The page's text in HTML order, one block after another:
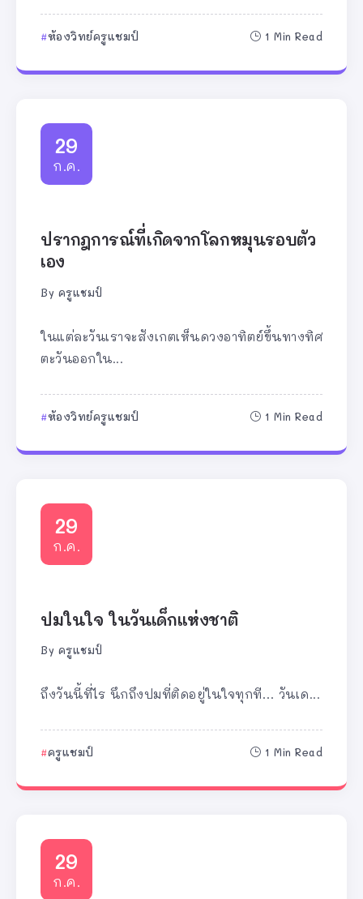
ห้องวิทย์ครูแชมป์ 1 Min Read
29
ก.ค.
ปรากฎการณ์ที่เกิดจากโลกหมุนรอบตัว
เอง
By ครูแชมป์
ในแต่ละวันเราจะสังเกตเห็นดวงอาทิตย์ขึ้นทางทิศ
ตะวันออกใน...
ห้องวิทย์ครูแชมป์ 1 Min Read
29
ก.ค.
ปมในใจ ในวันเด็กแห่งชาติ
By ครูแชมป์
ถึงวันนี้ที่ไร นึกถึงปมที่ติดอยู่ในใจทุกที… วันเด...
ครูแชมป์ 1 Min Read
29
ก.ค.